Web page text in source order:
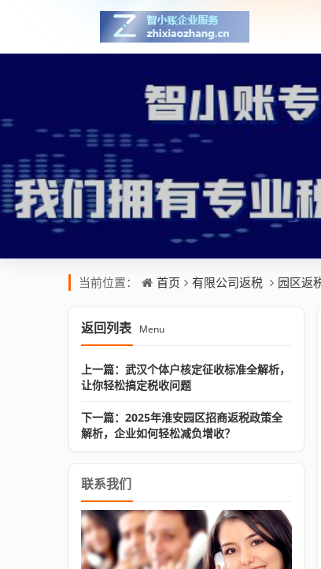
当前位置： 首页 有限公司返税 园区返
返回列表 Menu
上一篇：武汉个体户核定征收标准全解析，
让你轻松搞定税收问题
下一篇：2025年淮安园区招商返税政策全
解析，企业如何轻松减负增收？
联系我们